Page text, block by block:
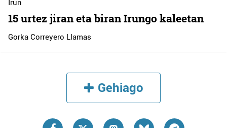
Irun
15 urtez jiran eta biran Irungo kaleetan
Gorka Correyero Llamas
Gehiago